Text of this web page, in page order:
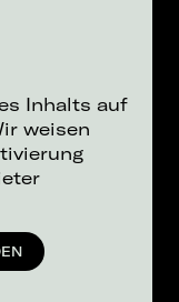
Inhalts auf
weisen